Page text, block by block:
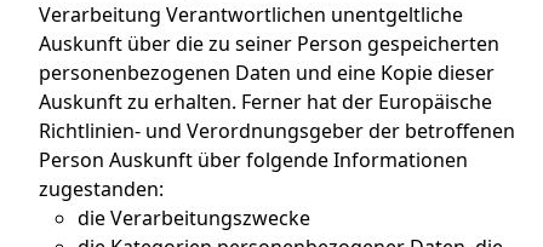
Verarbeitung Verantwortlichen unentgeltliche
Auskunft über die zu seiner Person gespeicherten
personenbezogenen Daten und eine Kopie dieser
Auskunft zu erhalten. Ferner hat der Europäische
Richtlinien- und Verordnungsgeber der betroffenen
Person Auskunft über folgende Informationen
zugestanden:
die Verarbeitungszwecke